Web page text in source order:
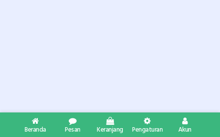
Beranda Pesan Keranjang Pengaturan Akun